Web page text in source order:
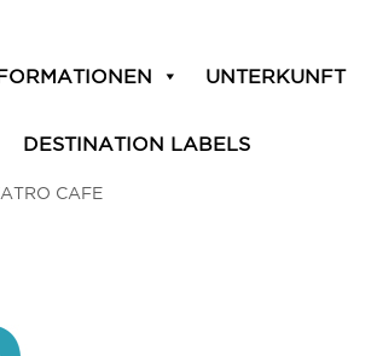
UNTERKUNFT
DESTINATION LABELS
CAFE